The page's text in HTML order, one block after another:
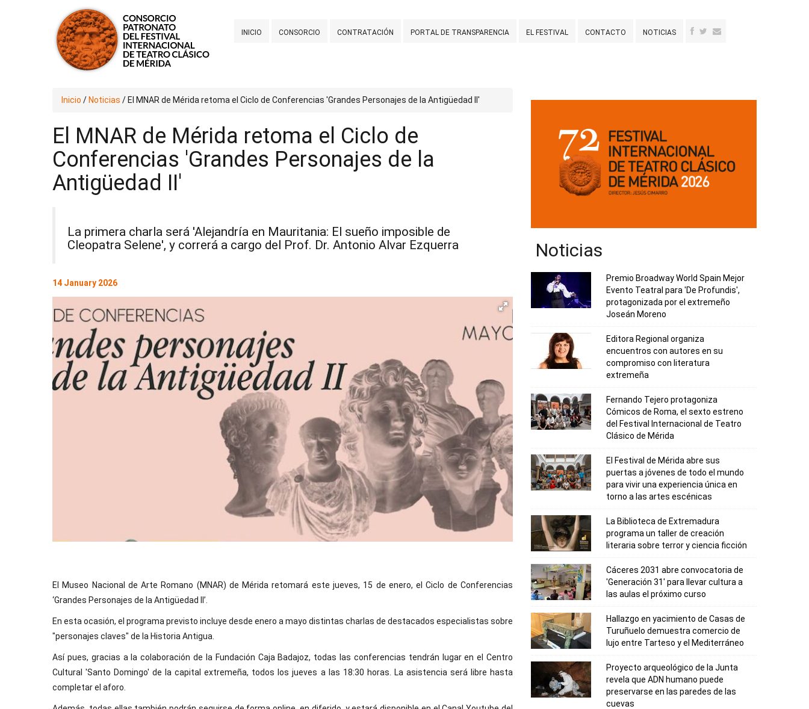
INICIO CONSORCIO CONTRATACIÓN PORTAL DE TRANSPARENCIA EL FESTIVAL CONTACTO NOTICIAS
Inicio / Noticias / El MNAR de Mérida retoma el Ciclo de Conferencias 'Grandes Personajes de la Antigüedad II'
El MNAR de Mérida retoma el Ciclo de
Conferencias 'Grandes Personajes de la
Antigüedad II'
La primera charla será 'Alejandría en Mauritania: El sueño imposible de
Cleopatra Selene', y correrá a cargo del Prof. Dr. Antonio Alvar Ezquerra
14 January 2026
El Museo Nacional de Arte Romano (MNAR) de Mérida retomará este jueves, 15 de enero, el Ciclo de Conferencias
‘Grandes Personajes de la Antigüedad II’.
En esta ocasión, el programa previsto incluye desde enero a mayo distintas charlas de destacados especialistas sobre
"personajes claves" de la Historia Antigua.
Así pues, gracias a la colaboración de la Fundación Caja Badajoz, todas las conferencias tendrán lugar en el Centro
Cultural 'Santo Domingo' de la capital extremeña, todos los jueves a las 18:30 horas. La asistencia será libre hasta
completar el aforo.
Noticias
Premio Broadway World Spain Mejor
Evento Teatral para 'De Profundis',
protagonizada por el extremeño
Joseán Moreno
Editora Regional organiza
encuentros con autores en su
compromiso con literatura
extremeña
Fernando Tejero protagoniza
Cómicos de Roma, el sexto estreno
del Festival Internacional de Teatro
Clásico de Mérida
El Festival de Mérida abre sus
puertas a jóvenes de todo el mundo
para vivir una experiencia única en
torno a las artes escénicas
La Biblioteca de Extremadura
programa un taller de creación
literaria sobre terror y ciencia ficción
Cáceres 2031 abre convocatoria de
'Generación 31' para llevar cultura a
las aulas el próximo curso
Hallazgo en yacimiento de Casas de
Turuñuelo demuestra comercio de
lujo entre Tarteso y el Mediterráneo
Proyecto arqueológico de la Junta
revela que ADN humano puede
preservarse en las paredes de las
cuevas